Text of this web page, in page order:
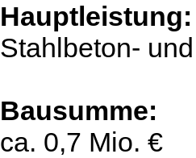
Hauptleistung:
Stahlbeton-
Bausumme:
ca. 0,7 Mio. €